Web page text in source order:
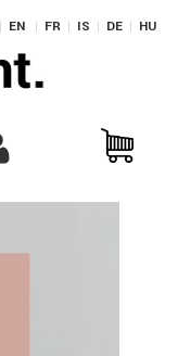
| EN | FR | IS | DE | HU